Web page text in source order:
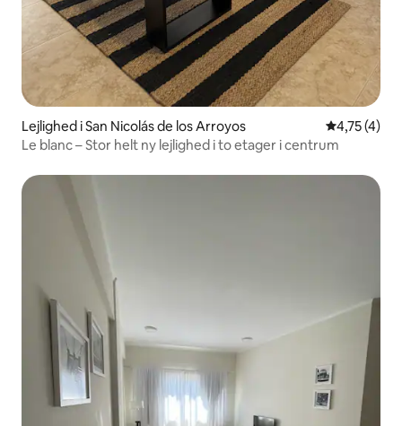
Lejlighed i San Nicolás de los Arroyos 4,75 ud af
4,75 (4)
Le blanc – Stor helt ny lejlighed i to etager i centrum